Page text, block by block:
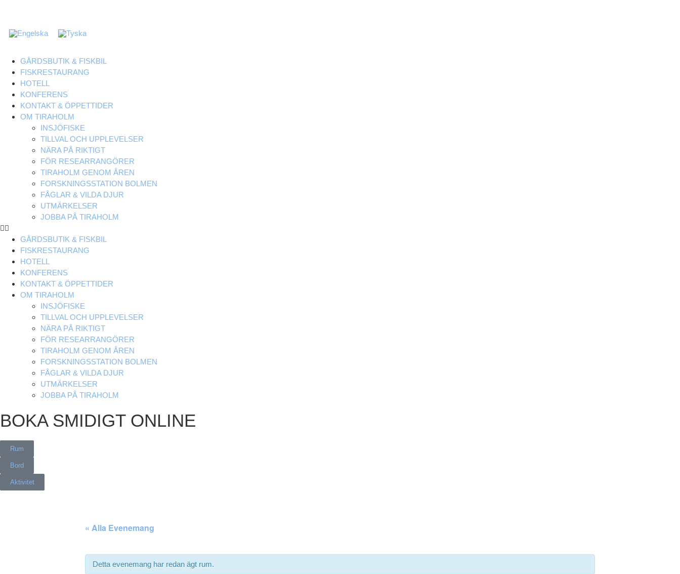
GÅRDSBUTIK & FISKBIL
FISKRESTAURANG
HOTELL
KONFERENS
KONTAKT & ÖPPETTIDER
OM TIRAHOLM
INSJÖFISKE
TILLVAL OCH UPPLEVELSER
NÄRA PÅ RIKTIGT
FÖR RESEARRANGÖRER
TIRAHOLM GENOM ÅREN
FORSKNINGSSTATION BOLMEN
FÅGLAR & VILDA DJUR
UTMÄRKELSER
JOBBA PÅ TIRAHOLM
GÅRDSBUTIK & FISKBIL
FISKRESTAURANG
HOTELL
KONFERENS
KONTAKT & ÖPPETTIDER
OM TIRAHOLM
INSJÖFISKE
TILLVAL OCH UPPLEVELSER
NÄRA PÅ RIKTIGT
FÖR RESEARRANGÖRER
TIRAHOLM GENOM ÅREN
FORSKNINGSSTATION BOLMEN
FÅGLAR & VILDA DJUR
UTMÄRKELSER
JOBBA PÅ TIRAHOLM
BOKA SMIDIGT ONLINE
Rum
Bord
Aktivitet
« Alla Evenemang
Detta evenemang har redan ägt rum.